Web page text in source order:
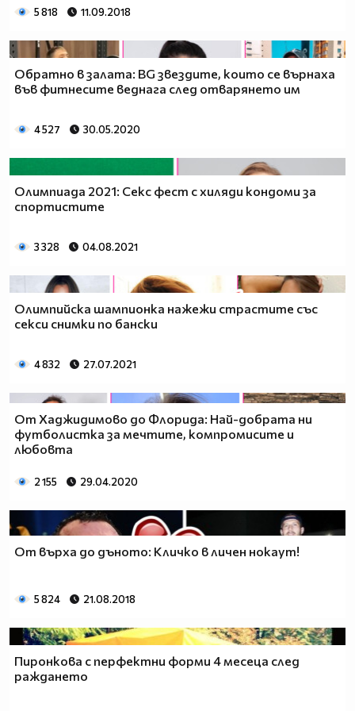
5 818 11.09.2018
Обратно в залата: BG звездите, които се върнаха
във фитнесите веднага след отварянето им
4 527 30.05.2020
Олимпиада 2021: Секс фест с хиляди кондоми за
спортистите
3 328 04.08.2021
Олимпийска шампионка нажежи страстите със
секси снимки по бански
4 832 27.07.2021
От Хаджидимово до Флорида: Най-добрата ни
футболистка за мечтите, компромисите и
любовта
2 155 29.04.2020
От върха до дъното: Кличко в личен нокаут!
5 824 21.08.2018
Пиронкова с перфектни форми 4 месеца след
раждането